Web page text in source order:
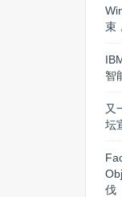
束
智
又
坛
伐